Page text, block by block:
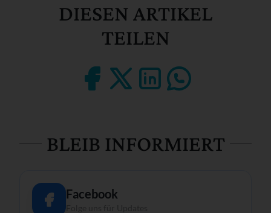
DIESEN ARTIKEL
TEILEN
BLEIB INFORMIERT
Facebook